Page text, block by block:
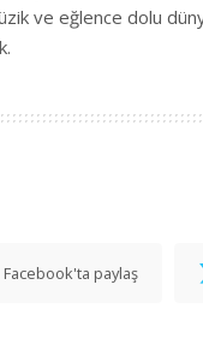
ve eğlence dolu
Facebook'ta paylaş